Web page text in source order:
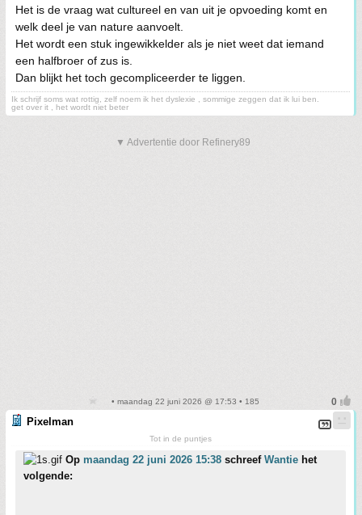
Het is de vraag wat cultureel en van uit je opvoeding komt en
welk deel je van nature aanvoelt.
Het wordt een stuk ingewikkelder als je niet weet dat iemand
een halfbroer of zus is.
Dan blijkt het toch gecompliceerder te liggen.
Ik schrijf soms wat rottig, zelf noem ik het dyslexie , sommige zeggen dat ik lui ben.
get over it , het wordt niet beter
▼ Advertentie door Refinery89
• maandag 22 juni 2026 @ 17:53 • 185
Pixelman
Tot in de puntjes
Op maandag 22 juni 2026 15:38 schreef Wantie het
volgende: